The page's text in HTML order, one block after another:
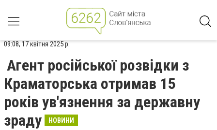
09:08, 17 квітня 2025 р.
Агент російської розвідки з
Краматорська отримав 15
років ув'язнення за державну
зраду
НОВИНИ